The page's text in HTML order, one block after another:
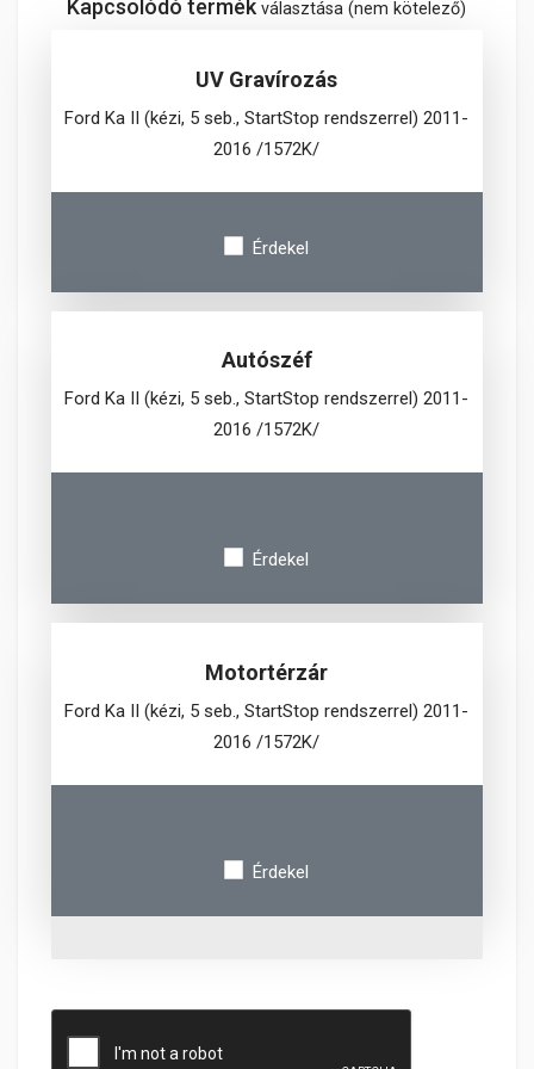
Kapcsolódó termékválasztása (nem kötelező)
UV Gravírozás
Ford Ka II (kézi, 5 seb., StartStop rendszerrel) 2011-
2016 /1572K/
Érdekel
Autószéf
Ford Ka II (kézi, 5 seb., StartStop rendszerrel) 2011-
2016 /1572K/
Érdekel
Motortérzár
Ford Ka II (kézi, 5 seb., StartStop rendszerrel) 2011-
2016 /1572K/
Érdekel